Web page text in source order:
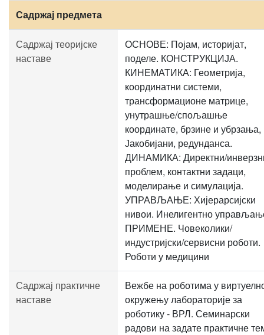
Садржај предмета
Садржај теоријске
наставе
ОСНОВЕ: Појам, историјат,
поделе. КОНСТРУКЦИЈА.
КИНЕМАТИКА: Геометрија,
координатни системи,
трансформационе матрице,
унутрашње/спољашње
координате, брзине и убрзања,
Јакобијани, редунданса.
ДИНАМИКА: Директни/
проблем, контактни задаци,
моделирање и симулација.
УПРАВЉАЊЕ: Хијерарсијски
нивои. Инелигентно
ПРИМЕНЕ. Човеколики/
индустријски/сервисни роботи.
Роботи у медицини
Садржај практичне
наставе
Вежбе на роботима у
окружењу лабораторије за
роботику - ВРЛ. Семинарски
радови на задате практичне